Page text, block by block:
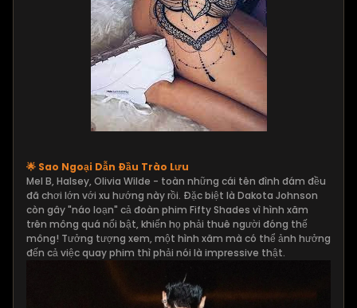
🌟 Sao Ngoại Dẫn Đầu Trào Lưu
Mel B, Halsey, Olivia Wilde - toàn những cái tên đình đám đều
đã chơi lớn với xu hướng này rồi. Đặc biệt là Dakota Johnson
còn gây "náo loạn" cả đoàn phim Fifty Shades vì hình xăm
trên mông quá nổi bật, khiến họ phải thuê người đóng thế
mông! Tưởng tượng xem, một hình xăm mà có thể ảnh hưởng
đến cả việc quay phim thì phải nói là impressive thật.